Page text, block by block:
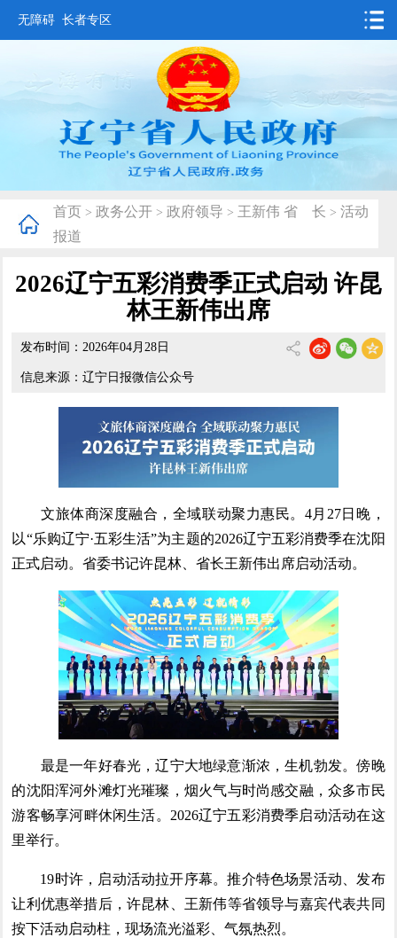
无障碍 长者专区
要闻动态
政务公开
互动交流
首页 > 政务公开 > 政府领导 > 王新伟 省 长 > 活动
报道
2026辽宁五彩消费季正式启动 许昆
林王新伟出席
发布时间：2026年04月28日
信息来源：辽宁日报微信公众号
文旅体商深度融合，全域联动聚力惠民。4月27日晚，
以“乐购辽宁·五彩生活”为主题的2026辽宁五彩消费季在沈阳
正式启动。省委书记许昆林、省长王新伟出席启动活动。
最是一年好春光，辽宁大地绿意渐浓，生机勃发。傍晚
的沈阳浑河外滩灯光璀璨，烟火气与时尚感交融，众多市民
游客畅享河畔休闲生活。2026辽宁五彩消费季启动活动在这
里举行。
19时许，启动活动拉开序幕。推介特色场景活动、发布
让利优惠举措后，许昆林、王新伟等省领导与嘉宾代表共同
按下活动启动柱，现场流光溢彩、气氛热烈。